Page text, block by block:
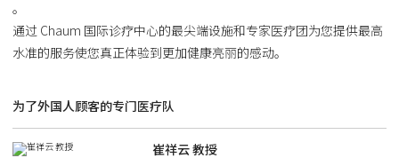
。
通过 Chaum 国际诊疗中心的最尖端设施和专家医疗团为您提供最高
水准的服务使您真正体验到更加健康亮丽的感动。
为了外国人顾客的专门医疗队
崔祥云 教授